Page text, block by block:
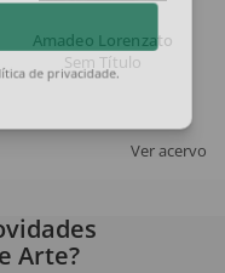
Amadeo Lorenzato
Sem Título
Ver acervo
Arte?